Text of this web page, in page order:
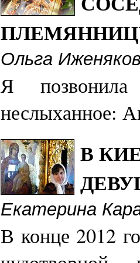
"Всецарица"
епархия)
Храм
Волково
(городская))
Храм иконы
"Всецарица"
Храм Илии
Ольга
Я
неслыханное:
В
Екатерина
В конце 2012